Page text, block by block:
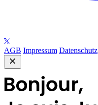
AGB Impressum Datenschutz